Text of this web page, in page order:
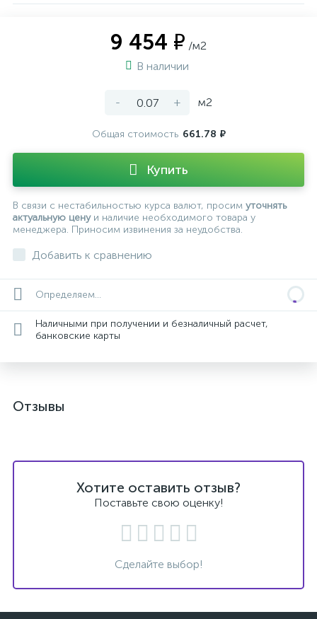
9 454 ₽ /м2
В наличии
- + м2
Общая стоимость 661.78 ₽
Купить
В связи с нестабильностью курса валют, просим уточнять
актуальную ценуи наличие необходимого товара у
менеджера. Приносим извинения за неудобства.
Добавить к сравнению
Определяем...
Наличными при получении и безналичный расчет,
банковские карты
Отзывы
Хотите оставить отзыв?
Поставьте свою оценку!
Сделайте выбор!